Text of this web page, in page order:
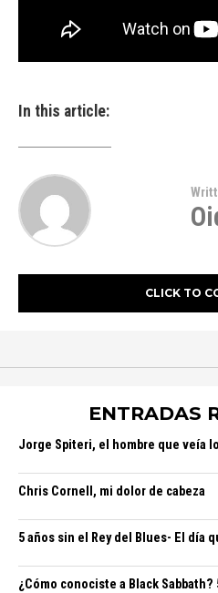
In this article:
CLICK TO
ENTRADAS
Jorge Spiteri, el hombre que veía
Chris Cornell, mi dolor de cabeza
5 años sin el Rey del Blues- El día
¿Cómo conociste a Black